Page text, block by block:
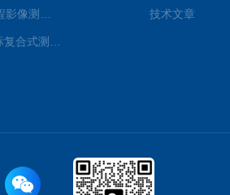
技术文章